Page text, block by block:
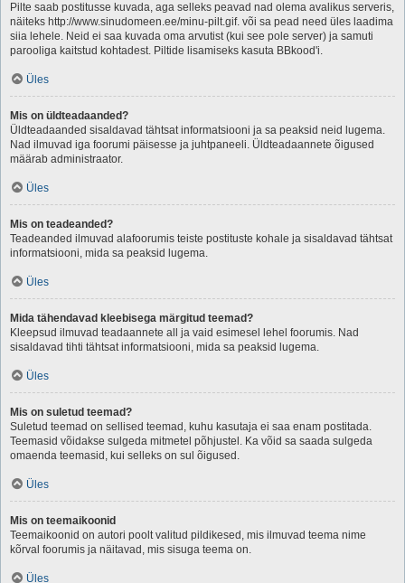
Pilte saab postitusse kuvada, aga selleks peavad nad olema avalikus serveris,
näiteks http://www.sinudomeen.ee/minu-pilt.gif. või sa pead need üles laadima
siia lehele. Neid ei saa kuvada oma arvutist (kui see pole server) ja samuti
parooliga kaitstud kohtadest. Piltide lisamiseks kasuta BBkood'i.
Üles
Mis on üldteadaanded?
Üldteadaanded sisaldavad tähtsat informatsiooni ja sa peaksid neid lugema.
Nad ilmuvad iga foorumi päisesse ja juhtpaneeli. Üldteadaannete õigused
määrab administraator.
Üles
Mis on teadeanded?
Teadeanded ilmuvad alafoorumis teiste postituste kohale ja sisaldavad tähtsat
informatsiooni, mida sa peaksid lugema.
Üles
Mida tähendavad kleebisega märgitud teemad?
Kleepsud ilmuvad teadaannete all ja vaid esimesel lehel foorumis. Nad
sisaldavad tihti tähtsat informatsiooni, mida sa peaksid lugema.
Üles
Mis on suletud teemad?
Suletud teemad on sellised teemad, kuhu kasutaja ei saa enam postitada.
Teemasid võidakse sulgeda mitmetel põhjustel. Ka võid sa saada sulgeda
omaenda teemasid, kui selleks on sul õigused.
Üles
Mis on teemaikoonid
Teemaikoonid on autori poolt valitud pildikesed, mis ilmuvad teema nime
kõrval foorumis ja näitavad, mis sisuga teema on.
Üles